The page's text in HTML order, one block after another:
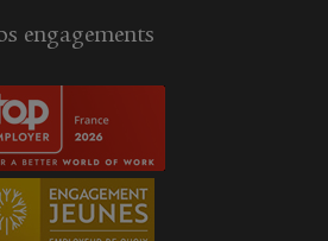
engagements